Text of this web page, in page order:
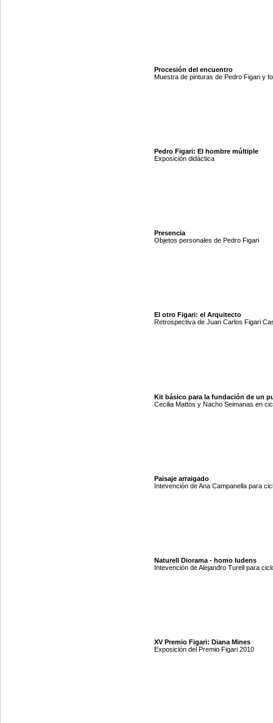
Procesión del encuentro
Muestra de pinturas de Pedro Figari y
Pedro Figari: El hombre múltiple
Exposición didáctica
Presencia
Objetos personales de Pedro Figari
El otro Figari: el Arquitecto
Retrospectiva de Juan Carlos Figari
Kit básico para la fundación de un
Cecilia Mattos y Nacho Seimanas en
Paisaje arraigado
Intevención de Ana Campanella para
Naturell Diorama - homo ludens
Intevención de Alejandro Turell para
XV Premio Figari: Diana Mines
Exposición del Premio Figari 2010